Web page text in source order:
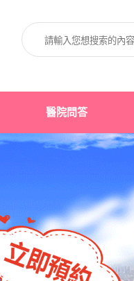
醫院問答